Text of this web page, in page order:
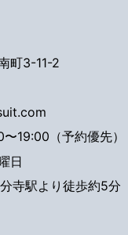
町3-11-2
19:00（予約優先）
日
寺駅より徒歩約5分